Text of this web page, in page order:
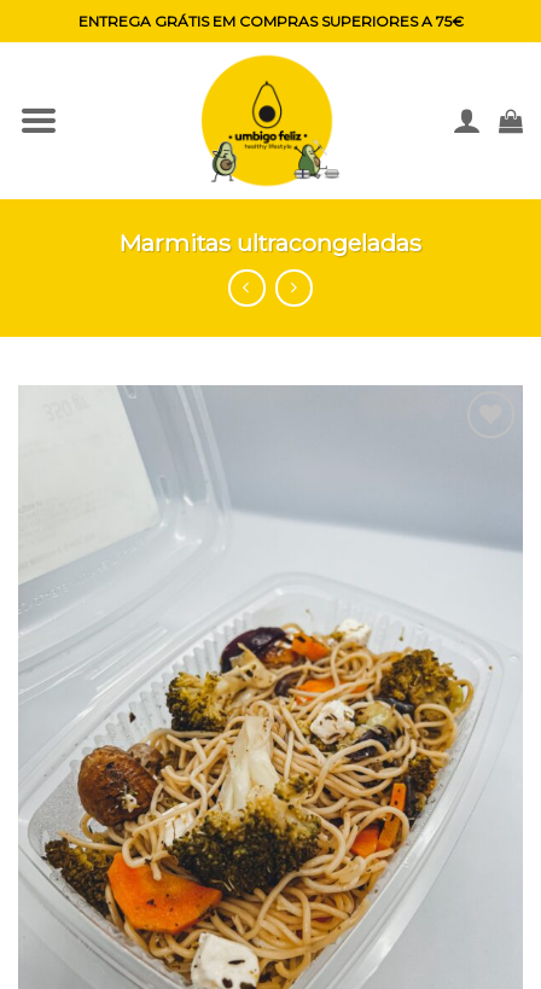
to
ENTREGA GRÁTIS EM COMPRAS SUPERIORES A 75€
Marmitas ultracongeladas